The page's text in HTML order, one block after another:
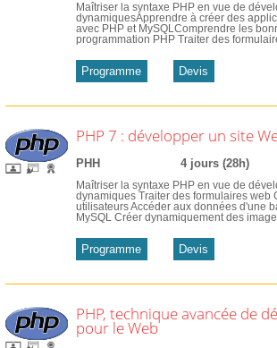
Maîtriser la syntaxe PHP en vue de
dynamiquesApprendre à créer des
avec PHP et MySQLComprendre les
programmation PHP Traiter des
Programme Devis
PHP 7 : développer un site
PHH 4 jours (28h)
Maîtriser la syntaxe PHP en vue de
dynamiques Traiter des formulaires web
utilisateurs Accéder aux données d'une
MySQL Créer dynamiquement des
Programme Devis
PHP, technique avancée de
pour le Web